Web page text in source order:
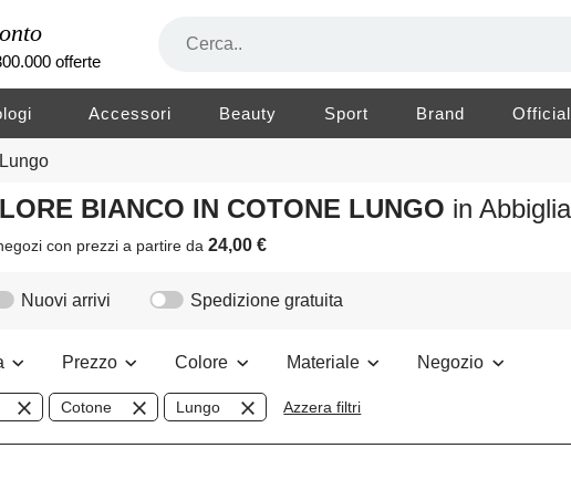
offerte
Accessori Beauty Sport Brand
Lungo
BIANCO IN COTONE LUNGO in
con prezzi a partire da24,00 €
Nuovi arrivi Spedizione gratuita
Prezzo Colore Materiale Negozio
Cotone Lungo Azzera filtri